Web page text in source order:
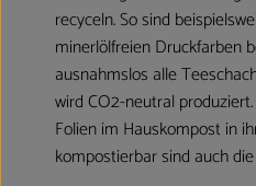
recyceln. So sind
minerlölfreien Druckfarben
ausnahmslos alle
wird CO2-neutral
Folien im Hauskompost in
kompostierbar sind auch